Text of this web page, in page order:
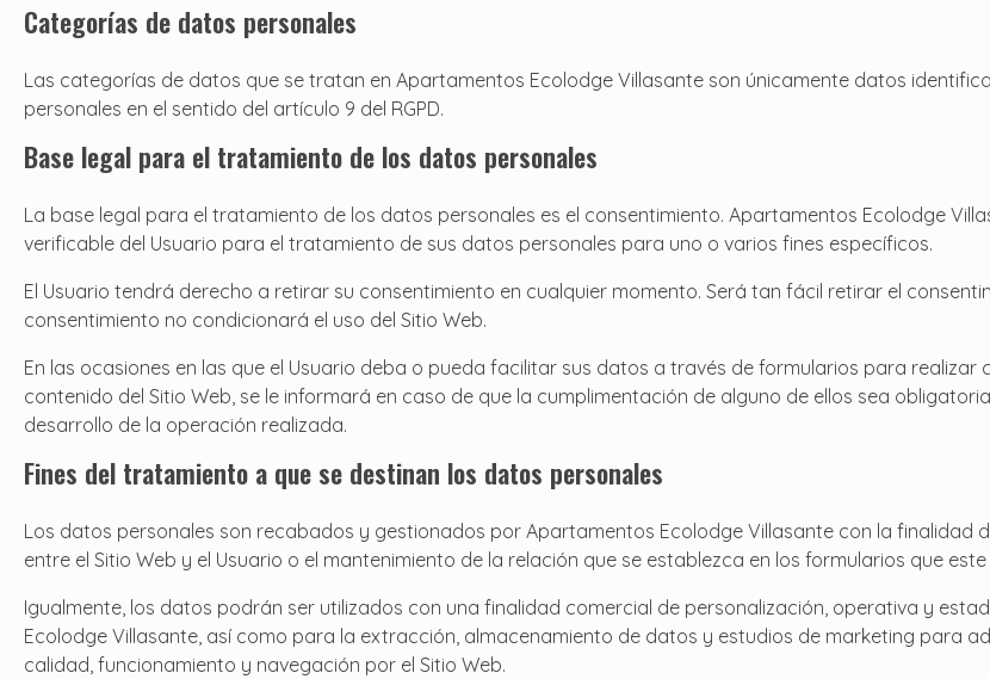
Categorías de datos personales
Las categorías de datos que se tratan en Apartamentos Ecolodge Villasante son únicamente datos
personales en el sentido del artículo 9 del RGPD.
Base legal para el tratamiento de los datos personales
La base legal para el tratamiento de los datos personales es el consentimiento. Apartamentos Ecolodge
verificable del Usuario para el tratamiento de sus datos personales para uno o varios fines específicos.
El Usuario tendrá derecho a retirar su consentimiento en cualquier momento. Será tan fácil retirar el
consentimiento no condicionará el uso del Sitio Web.
En las ocasiones en las que el Usuario deba o pueda facilitar sus datos a través de formularios para
contenido del Sitio Web, se le informará en caso de que la cumplimentación de alguno de ellos sea
desarrollo de la operación realizada.
Fines del tratamiento a que se destinan los datos personales
Los datos personales son recabados y gestionados por Apartamentos Ecolodge Villasante con la finalidad
entre el Sitio Web y el Usuario o el mantenimiento de la relación que se establezca en los formularios que
Igualmente, los datos podrán ser utilizados con una finalidad comercial de personalización, operativa y
Ecolodge Villasante, así como para la extracción, almacenamiento de datos y estudios de marketing para
calidad, funcionamiento y navegación por el Sitio Web.